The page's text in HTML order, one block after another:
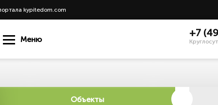
kypitedom.com
Меню
+7
Объекты